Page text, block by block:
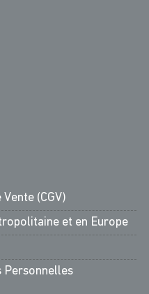
(CGV)
et en Europe
Personnelles